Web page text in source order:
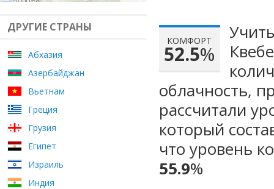
ДРУГИЕ СТРАНЫ
Абхазия
Азербайджан
Вьетнам
Греция
Грузия
Египет
Израиль
Индия
КОМФОРТ
52.5%
облачность,
рассчитали
который
что уровень
55.9%